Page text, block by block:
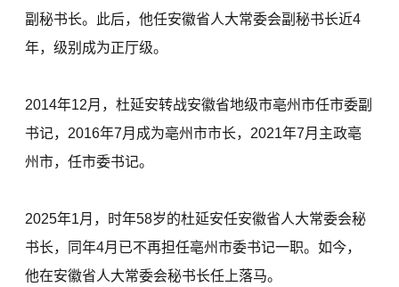
副秘书长。此后，他任安徽省人大常委会副秘书长近4
年，级别成为正厅级。
2014年12月，杜延安转战安徽省地级市亳州市任市委副
书记，2016年7月成为亳州市市长，2021年7月主政亳
州市，任市委书记。
2025年1月，时年58岁的杜延安任安徽省人大常委会秘
书长，同年4月已不再担任亳州市委书记一职。如今，
他在安徽省人大常委会秘书长任上落马。